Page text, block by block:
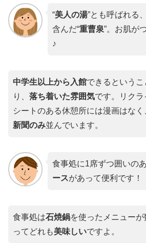
“美人の湯”とも呼ばれる
含んだ“重曹泉”。お肌が
♪
中学生以上から入館できるというこ
り、 落ち着いた雰囲気です。リク
シートのある休憩所には漫画はなく
新聞のみ並んでいます。
食事処に1席ずつ囲いの
ースがあって便利です！
食事処は石焼鍋を使ったメニューが
ってどれも美味しいですよ。